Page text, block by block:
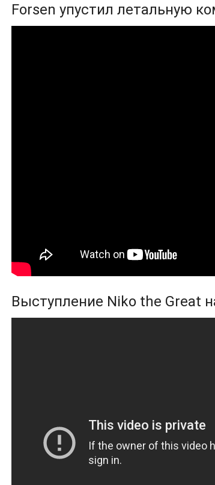
Forsen упустил летальную
Выступление Niko the Great